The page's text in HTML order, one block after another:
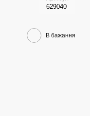
629040
В бажання